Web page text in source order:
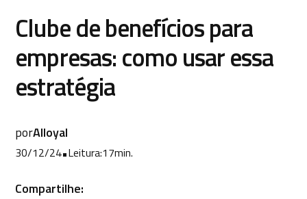
Clube de benefícios para
empresas: como usar essa
estratégia
porAlloyal
30/12/24•Leitura:17min.
Compartilhe: